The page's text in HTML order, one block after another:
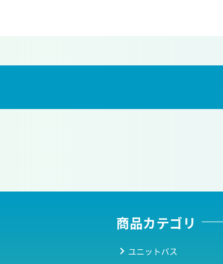
商品カテゴリ
ユニットバス